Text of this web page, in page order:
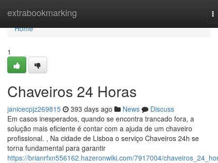
extrabookmarking
Home
Home
1
Chaveiros 24 Horas
janicecpjz269815 393 days ago News
Discuss
Em casos inesperados, quando se encontra trancado fora, a
solução mais eficiente é contar com a ajuda de um chaveiro
profissional. , Na cidade de Lisboa o serviço Chaveiros 24h se
torna fundamental para garantir
https://brianrfxn556162.hazeronwiki.com/7917004/